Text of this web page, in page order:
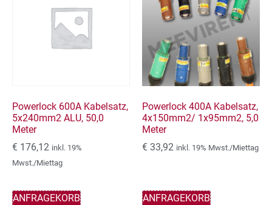
Powerlock 600A Kabelsatz,
5x240mm2 ALU, 50,0
Meter
€ 176,12 inkl. 19%
Mwst./Miettag
ANFRAGEKORB
Powerlock 400A Kabelsatz,
4x150mm2/ 1x95mm2, 5,0
Meter
€ 33,92 inkl. 19% Mwst./Miettag
ANFRAGEKORB